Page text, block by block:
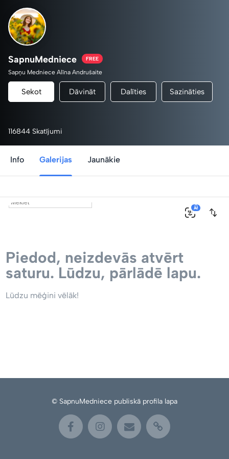
SapnuMedniece FREE
Sapņu Medniece Alīna Andrušaite
Sekot Dāvināt Dalīties Sazināties
116844 Skatījumi
Info Galerijas Jaunākie
0
AI
Piedod, neizdevās atvērt
saturu. Lūdzu, pārlādē lapu.
Lūdzu mēģini vēlāk!
© SapnuMedniece publiskā profila lapa